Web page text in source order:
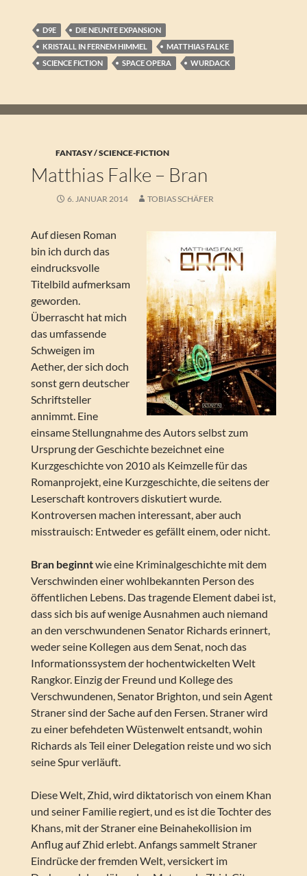
D9E
DIE NEUNTE EXPANSION
KRISTALL IN FERNEM HIMMEL
MATTHIAS FALKE
SCIENCE FICTION
SPACE OPERA WURDACK
FANTASY / SCIENCE-FICTION
Matthias Falke – Bran
6. JANUAR 2014 TOBIAS SCHÄFER
Auf diesen Roman
bin ich durch das
eindrucksvolle
Titelbild aufmerksam
geworden.
Überrascht hat mich
das umfassende
Schweigen im
Aether, der sich doch
sonst gern deutscher
Schriftsteller
annimmt. Eine
einsame Stellungnahme des Autors selbst zum
Ursprung der Geschichte bezeichnet eine
Kurzgeschichte von 2010 als Keimzelle für das
Romanprojekt, eine Kurzgeschichte, die seitens der
Leserschaft kontrovers diskutiert wurde.
Kontroversen machen interessant, aber auch
misstrauisch: Entweder es gefällt einem, oder nicht.
Bran beginntwie eine Kriminalgeschichte mit dem
Verschwinden einer wohlbekannten Person des
öffentlichen Lebens. Das tragende Element dabei ist,
dass sich bis auf wenige Ausnahmen auch niemand
an den verschwundenen Senator Richards erinnert,
weder seine Kollegen aus dem Senat, noch das
Informationssystem der hochentwickelten Welt
Rangkor. Einzig der Freund und Kollege des
Verschwundenen, Senator Brighton, und sein Agent
Straner sind der Sache auf den Fersen. Straner wird
zu einer befehdeten Wüstenwelt entsandt, wohin
Richards als Teil einer Delegation reiste und wo sich
seine Spur verläuft.
Diese Welt, Zhid, wird diktatorisch von einem Khan
und seiner Familie regiert, und es ist die Tochter des
Khans, mit der Straner eine Beinahekollision im
Anflug auf Zhid erlebt. Anfangs sammelt Straner
Eindrücke der fremden Welt, versickert im